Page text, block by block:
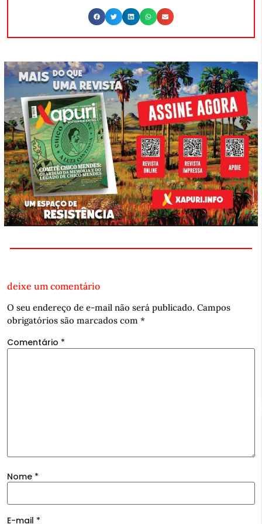
deixe um comentário
O seu endereço de e-mail não será publicado. Campos
obrigatórios são marcados com *
Comentário *
Nome *
E-mail *